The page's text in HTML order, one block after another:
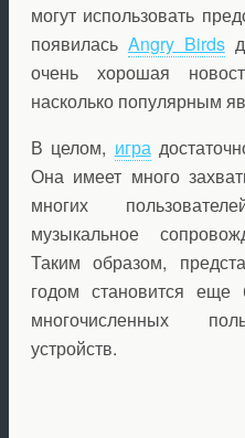
могут использовать
появилась Angry Birds
очень хорошая
насколько популярным
В целом, игра
Она имеет много
многих
музыкальное
Таким образом,
годом становится еще
многочисленных
устройств.